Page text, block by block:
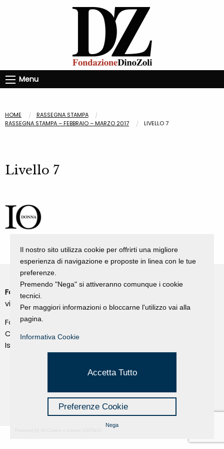
Menu
HOME
RASSEGNA STAMPA
RASSEGNA STAMPA – FEBBRAIO – MARZO 2017
LIVELLO 7
Livello 7
Fondazione Dino Zoli
viale Bologna 288, Forlì
Fondo dot. euro 285.000 i.v.
CF e P.IVA 03692820404
Isc.Reg Per.Giu. n. 10404
Privacy Policy
Il nostro sito utilizza cookie per offrirti una migliore
esperienza di navigazione e proposte in linea con le tue
preferenze.
Premendo "Nega" si attiveranno comunque i cookie
tecnici.
Per maggiori informazioni o bloccarne l'utilizzo vai alla
pagina.
Informativa Cookie
Accetta Tutto
Preferenze Cookie
Nega